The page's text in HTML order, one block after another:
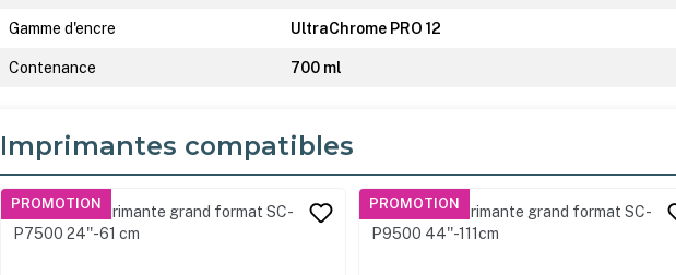
Gamme d'encre UltraChrome PRO 12
Contenance 700 ml
Imprimantes compatibles
Ignorer la galerie de produits
PROMOTION PROMOTION